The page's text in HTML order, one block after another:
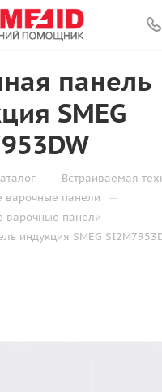
панель
SMEG
— Встраиваемая
варочные панели —
варочные панели —
индукция SMEG